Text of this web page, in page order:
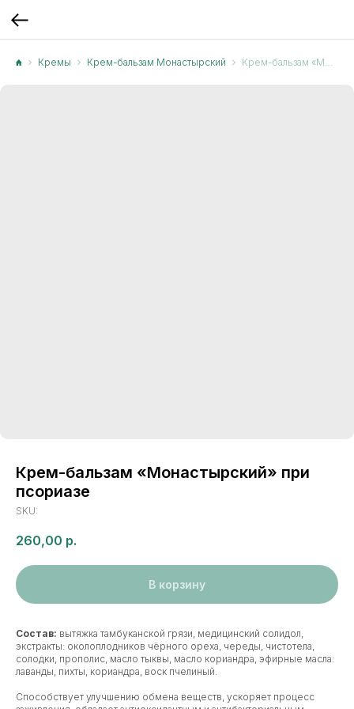
Кремы Крем-бальзам Монастырский Крем-бальзам «Монастырский» при псориазе
Крем-бальзам «Монастырский» при
псориазе
SKU:
260,00 р.
В корзину
Состав: вытяжка тамбуканской грязи, медицинский солидол,
экстракты: околоплодников чёрного ореха, череды, чистотела,
солодки, прополис, масло тыквы, масло кориандра, эфирные масла:
лаванды, пихты, кориандра, воск пчелиный.
Способствует улучшению обмена веществ, ускоряет процесс